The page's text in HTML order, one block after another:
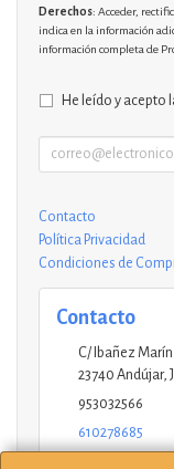
Derechos: Acceder,
indica en la información
información completa de
He leído y acepto
Contacto
Política Privacidad
Condiciones de
Contacto
C/ Ibañez Marín
23740 Andújar,
953032566
610278685